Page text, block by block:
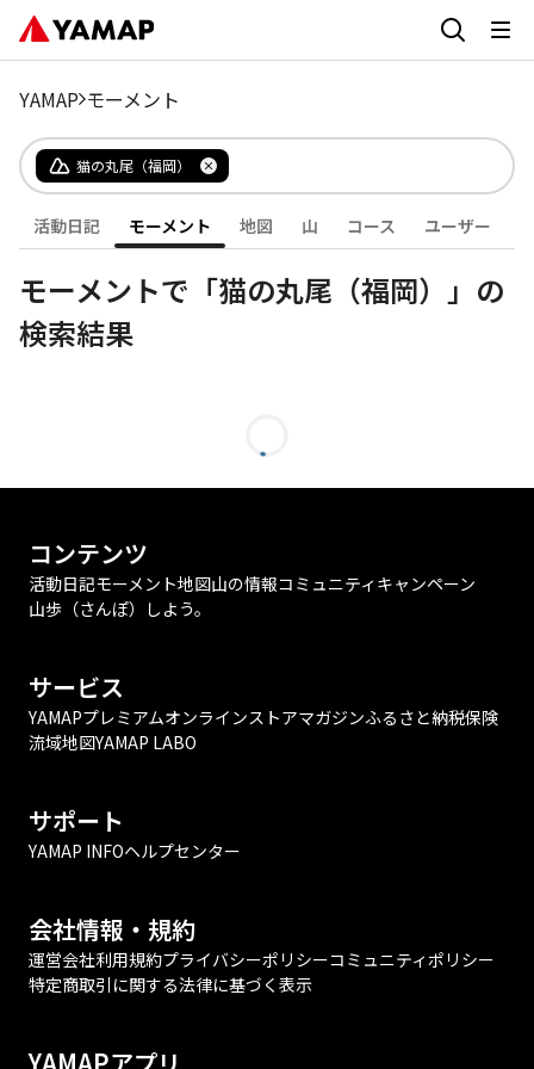
YAMAP モーメント
猫の丸尾（福岡）
活動日記 モーメント 地図 山 コース ユーザー
モーメントで「猫の丸尾（福岡）」の
検索結果
コンテンツ
活動日記モーメント地図山の情報コミュニティ キャンペーン
山歩（さんぽ）しよう。
サービス
YAMAPプレミアムオンラインストアマガジンふるさと納税保険
流域地図YAMAP LABO
サポート
YAMAP INFOヘルプセンター
会社情報・規約
運営会社利用規約プライバシーポリシーコミュニティポリシー
特定商取引に関する法律に基づく表示